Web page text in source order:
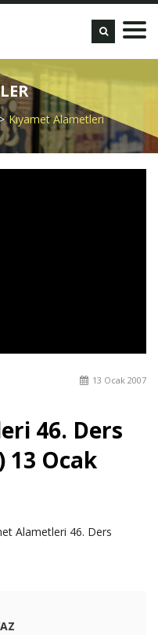
Kıyamet Alametleri
13 Ocak 2007
46. Ders
13 Ocak
Alametleri 46. Ders